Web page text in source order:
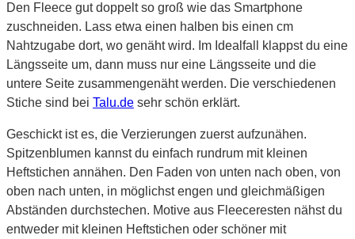
Den Fleece gut doppelt so groß wie das Smartphone
zuschneiden. Lass etwa einen halben bis einen cm
Nahtzugabe dort, wo genäht wird. Im Idealfall klappst du eine
Längsseite um, dann muss nur eine Längsseite und die
untere Seite zusammengenäht werden. Die verschiedenen
Stiche sind bei Talu.de sehr schön erklärt.
Geschickt ist es, die Verzierungen zuerst aufzunähen.
Spitzenblumen kannst du einfach rundrum mit kleinen
Heftstichen annähen. Den Faden von unten nach oben, von
oben nach unten, in möglichst engen und gleichmäßigen
Abständen durchstechen. Motive aus Fleeceresten nähst du
entweder mit kleinen Heftstichen oder schöner mit